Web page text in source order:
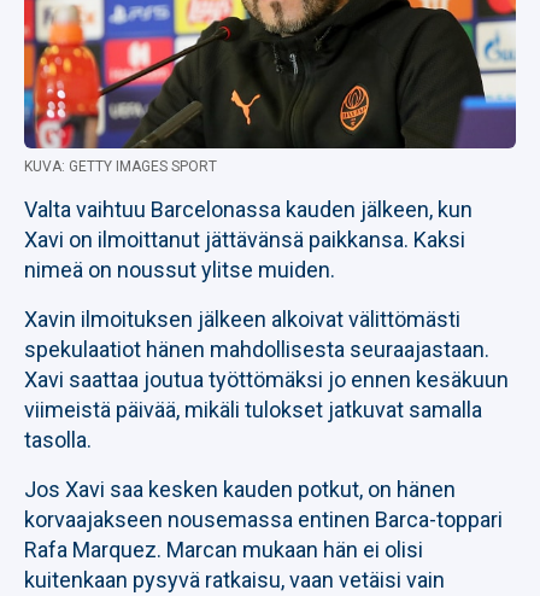
KUVA: GETTY IMAGES SPORT
Valta vaihtuu Barcelonassa kauden jälkeen, kun
Xavi on ilmoittanut jättävänsä paikkansa. Kaksi
nimeä on noussut ylitse muiden.
Xavin ilmoituksen jälkeen alkoivat välittömästi
spekulaatiot hänen mahdollisesta seuraajastaan.
Xavi saattaa joutua työttömäksi jo ennen kesäkuun
viimeistä päivää, mikäli tulokset jatkuvat samalla
tasolla.
Jos Xavi saa kesken kauden potkut, on hänen
korvaajakseen nousemassa entinen Barca-toppari
Rafa Marquez. Marcan mukaan hän ei olisi
kuitenkaan pysyvä ratkaisu, vaan vetäisi vain